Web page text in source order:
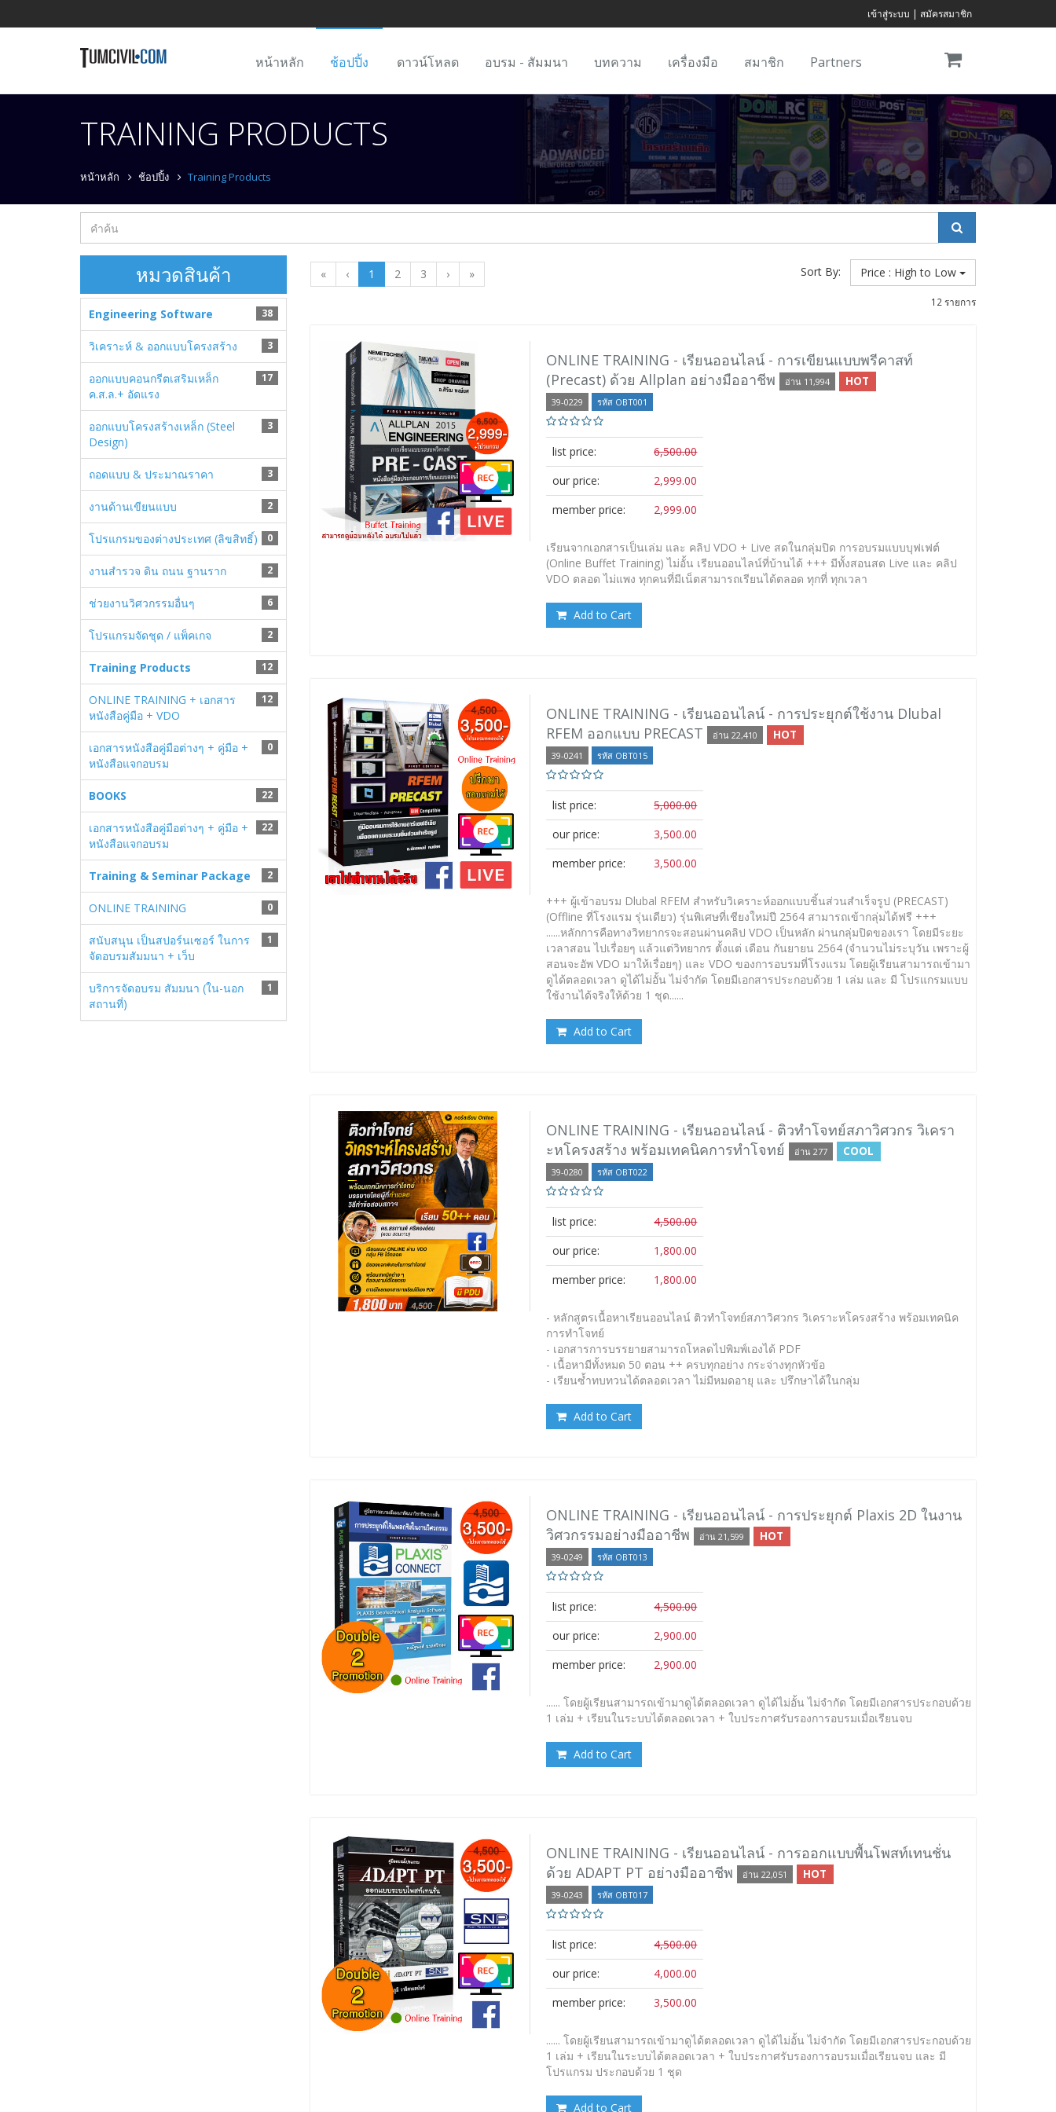
เข้าสู่ระบบ | สมัครสมาชิก
หน้าหลัก ช้อปปิ้ง ดาวน์โหลด อบรม - สัมมนา บทความ เครื่องมือ สมาชิก Partners
TRAINING PRODUCTS
หน้าหลัก ช้อปปิ้ง Training Products
หมวดสินค้า
38
Engineering Software
3
วิเคราะห์ & ออกแบบโครงสร้าง
17
ออกแบบคอนกรีตเสริมเหล็ก
ค.ส.ล.+ อัดแรง
3
ออกแบบโครงสร้างเหล็ก (Steel
Design)
3
ถอดแบบ & ประมาณราคา
2
งานด้านเขียนแบบ
0
โปรแกรมของต่างประเทศ (ลิขสิทธิ์)
2
งานสำรวจ ดิน ถนน ฐานราก
6
ช่วยงานวิศวกรรมอื่นๆ
2
โปรแกรมจัดชุด / แพ็คเกจ
12
Training Products
12
ONLINE TRAINING + เอกสาร
หนังสือคู่มือ + VDO
0
เอกสารหนังสือคู่มือต่างๆ + คู่มือ +
หนังสือแจกอบรม
22
BOOKS
22
เอกสารหนังสือคู่มือต่างๆ + คู่มือ +
หนังสือแจกอบรม
2
Training & Seminar Package
0
ONLINE TRAINING
1
สนับสนุน เป็นสปอร์นเซอร์ ในการ
จัดอบรมสัมมนา + เว็บ
1
บริการจัดอบรม สัมมนา (ใน-นอก
สถานที่)
« ‹ 1 2 3 › » Sort By: Price : High to Low
12 รายการ
ONLINE TRAINING - เรียนออนไลน์ - การเขียนแบบพรีคาสท์
(Precast) ด้วย Allplan อย่างมืออาชีพ
อ่าน 11,994 HOT
39-0229 รหัส OBT001
list price:
6,500.00
our price:
2,999.00
member price:
2,999.00
เรียนจากเอกสารเป็นเล่ม และ คลิป VDO + Live สดในกลุ่มปิด การอบรมแบบบุฟเฟต์
(Online Buffet Training) ไม่อั้น เรียนออนไลน์ที่บ้านได้ +++ มีทั้งสอนสด Live และ คลิป
VDO ตลอด ไม่แพง ทุกคนที่มีเน็ตสามารถเรียนได้ตลอด ทุกที่ ทุกเวลา
Add to Cart
ONLINE TRAINING - เรียนออนไลน์ - การประยุกต์ใช้งาน Dlubal
RFEM ออกแบบ PRECAST
อ่าน 22,410 HOT
39-0241 รหัส OBT015
list price:
5,000.00
our price:
3,500.00
member price:
3,500.00
+++ ผู้เข้าอบรม Dlubal RFEM สำหรับวิเคราะห์ออกแบบชิ้นส่วนสำเร็จรูป (PRECAST)
(Offline ที่โรงแรม รุ่นเดียว) รุ่นพิเศษที่เชียงใหม่ปี 2564 สามารถเข้ากลุ่มได้ฟรี +++
......หลักการคือทางวิทยากรจะสอนผ่านคลิป VDO เป็นหลัก ผ่านกลุ่มปิดของเรา โดยมีระยะ
เวลาสอน ไปเรื่อยๆ แล้วแต่วิทยากร ตั้งแต่ เดือน กันยายน 2564 (จำนวนไม่ระบุวัน เพราะผู้
สอนจะอัพ VDO มาให้เรื่อยๆ) และ VDO ของการอบรมที่โรงแรม โดยผู้เรียนสามารถเข้ามา
ดูได้ตลอดเวลา ดูได้ไม่อั้น ไม่จำกัด โดยมีเอกสารประกอบด้วย 1 เล่ม และ มี โปรแกรมแบบ
ใช้งานได้จริงให้ด้วย 1 ชุด......
Add to Cart
ONLINE TRAINING - เรียนออนไลน์ - ติวทำโจทย์สภาวิศวกร วิเครา
ะหโครงสร้าง พร้อมเทคนิคการทำโจทย์
อ่าน 277 COOL
39-0280 รหัส OBT022
list price:
4,500.00
our price:
1,800.00
member price:
1,800.00
- หลักสูตรเนื้อหาเรียนออนไลน์ ติวทำโจทย์สภาวิศวกร วิเคราะหโครงสร้าง พร้อมเทคนิค
การทำโจทย์
- เอกสารการบรรยายสามารถโหลดไปพิมพ์เองได้ PDF
- เนื้อหามีทั้งหมด 50 ตอน ++ ครบทุกอย่าง กระจ่างทุกหัวข้อ
- เรียนซ้ำทบทวนได้ตลอดเวลา ไม่มีหมดอายุ และ ปรึกษาได้ในกลุ่ม
Add to Cart
ONLINE TRAINING - เรียนออนไลน์ - การประยุกต์ Plaxis 2D ในงาน
วิศวกรรมอย่างมืออาชีพ
อ่าน 21,599 HOT
39-0249 รหัส OBT013
list price:
4,500.00
our price:
2,900.00
member price:
2,900.00
...... โดยผู้เรียนสามารถเข้ามาดูได้ตลอดเวลา ดูได้ไม่อั้น ไม่จำกัด โดยมีเอกสารประกอบด้วย
1 เล่ม + เรียนในระบบได้ตลอดเวลา + ใบประกาศรับรองการอบรมเมื่อเรียนจบ
Add to Cart
ONLINE TRAINING - เรียนออนไลน์ - การออกแบบพื้นโพสท์เทนชั่น
ด้วย ADAPT PT อย่างมืออาชีพ
อ่าน 22,051 HOT
39-0243 รหัส OBT017
list price:
4,500.00
our price:
4,000.00
member price:
3,500.00
...... โดยผู้เรียนสามารถเข้ามาดูได้ตลอดเวลา ดูได้ไม่อั้น ไม่จำกัด โดยมีเอกสารประกอบด้วย
1 เล่ม + เรียนในระบบได้ตลอดเวลา + ใบประกาศรับรองการอบรมเมื่อเรียนจบ และ มี
โปรแกรม ประกอบด้วย 1 ชุด
Add to Cart